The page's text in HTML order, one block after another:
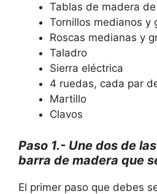
Tablas de madera
Tornillos medianos y
Roscas medianas y
Taladro
Sierra eléctrica
4 ruedas, cada par
Martillo
Clavos
Paso 1.- Une dos de
barra de madera que
El primer paso que debes